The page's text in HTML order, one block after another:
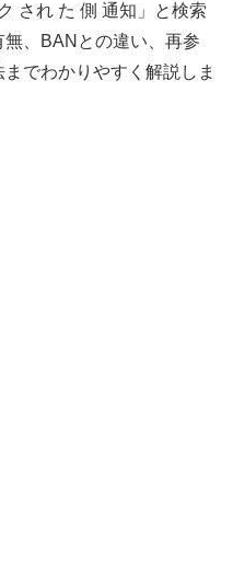
され た 側 通知」と検索
、BANとの違い、再参
でわかりやすく解説しま